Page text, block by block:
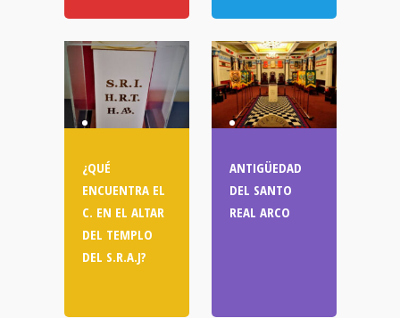
¿QUÉ
ENCUENTRA EL
C. EN EL ALTAR
DEL TEMPLO
DEL S.R.A.J?
ANTIGÜEDAD
DEL SANTO
REAL ARCO